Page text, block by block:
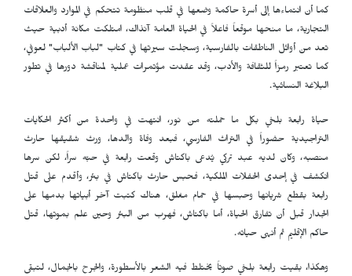
كما أن انتماءها إلى أسرة حاكمة وضعها في قلب منظومة تتحكم في الموارد والعلاقات
التجارية، ما منحها موقعاً فاعلاً في الحياة العامة آنذاك، امتلكت مكانة أدبية حيث
تعد من أوائل الناطقات بالفارسية، وسجلت سيرتها في كتاب "لباب الألباب" لعوفي،
كما تعتبر رمزاً للثقافة والأدب، وقد عقدت مؤتمرات عملية لمناقشة دورها في تطور
البلاغة النسائية.
حياة رابعة بلخي بكل ما حملته من نور، انتهت في واحدة من أكثر الحكايات
التراجيدية حضوراً في التراث الفارسي، فبعد وفاة والدها، ورث شقيقها حارث
منصبه، وكان لديه عبد تركي يُدعى باكتاش وقعت رابعة في حبّه سراً، لكن سرها
انكشف في إحدى الحفلات الملكية، فحبس حارث باكتاش في بئر، وأقدم على قتل
رابعة بقطع شريانها وحبسها في حمام مغلق، هناك كتبت آخر أبياتها بدمها على
الجدار قبل أن تفارق الحياة، أما باكتاش، فهرب من البئر وحين علم بموتها، قتل
حاكم الإقليم ثم أنهى حياته.
وهكذا، بقيت رابعة بلخي صوتاً يختلط فيه الشعر بالأسطورة، والجرح بالجمال، لتبقى